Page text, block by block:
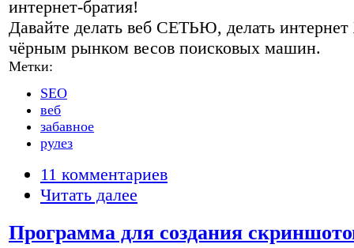
интернет-братия!
Давайте делать веб СЕТЬЮ, делать
чёрным рынком весов поисковых машин.
Метки:
SEO
веб
забавное
рулез
11 комментариев
Читать далее
Программа для создания